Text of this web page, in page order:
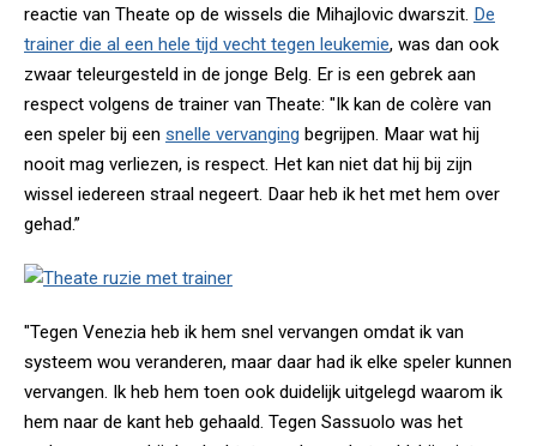
reactie van Theate op de wissels die Mihajlovic dwarszit. De
trainer die al een hele tijd vecht tegen leukemie, was dan ook
zwaar teleurgesteld in de jonge Belg. Er is een gebrek aan
respect volgens de trainer van Theate: "Ik kan de colère van
een speler bij een snelle vervanging begrijpen. Maar wat hij
nooit mag verliezen, is respect. Het kan niet dat hij bij zijn
wissel iedereen straal negeert. Daar heb ik het met hem over
gehad.”
"Tegen Venezia heb ik hem snel vervangen omdat ik van
systeem wou veranderen, maar daar had ik elke speler kunnen
vervangen. Ik heb hem toen ook duidelijk uitgelegd waarom ik
hem naar de kant heb gehaald. Tegen Sassuolo was het